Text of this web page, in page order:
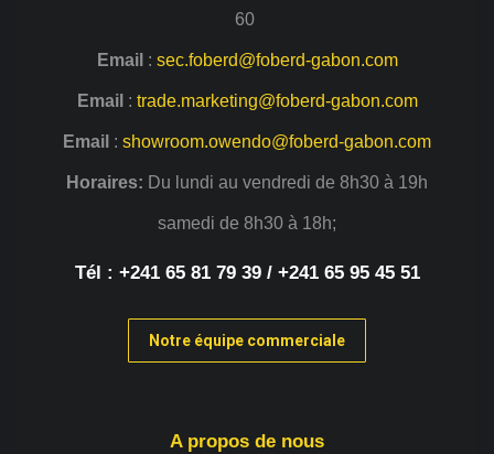
60
Email : sec.foberd@foberd-gabon.com
Email : trade.marketing@foberd-gabon.com
Email : showroom.owendo@foberd-gabon.com
Horaires: Du lundi au vendredi de 8h30 à 19h
samedi de 8h30 à 18h;
Tél : +241 65 81 79 39 / +241 65 95 45 51
Notre équipe commerciale
A propos de nous